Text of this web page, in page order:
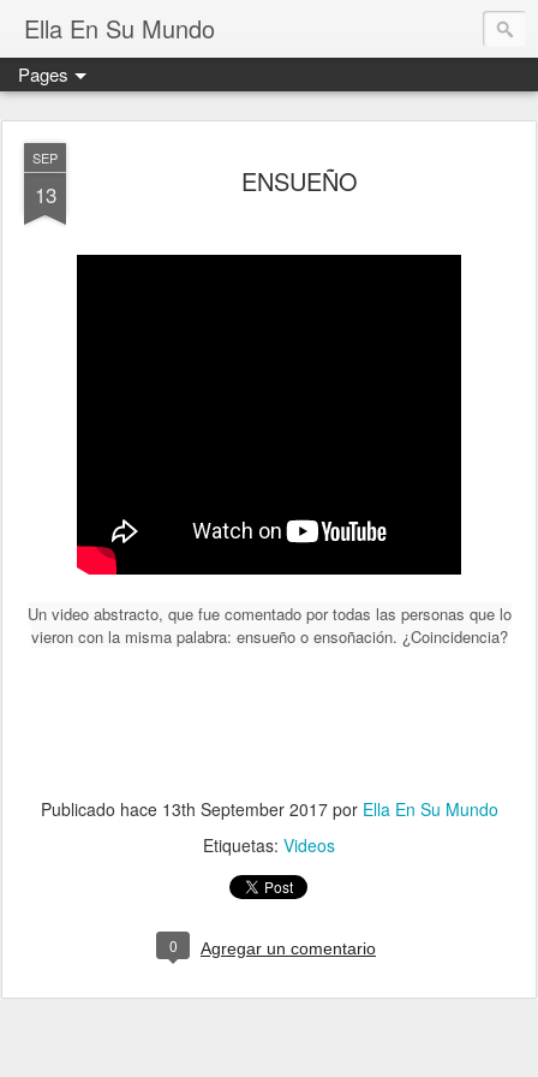
Ella En Su Mundo
Pages
SEP
13 ENSUEÑO
Un video abstracto, que fue comentado por todas las personas que lo
vieron con la misma palabra: ensueño o ensoñación. ¿Coincidencia?
Publicado hace 13th September 2017por Ella En Su Mundo
Etiquetas: Videos
0 Agregar un comentario